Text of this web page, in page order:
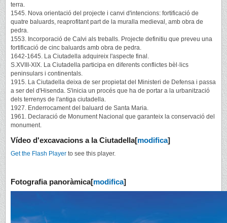
terra.
1545. Nova orientació del projecte i canvi d'intencions: fortificació de
quatre baluards, reaprofitant part de la muralla medieval, amb obra de
pedra.
1553. Incorporació de Calvi als treballs. Projecte definitiu que preveu una
fortificació de cinc baluards amb obra de pedra.
1642-1645. La Ciutadella adquireix l'aspecte final.
S.XVIII-XIX. La Ciutadella participa en diferents conflictes bèl·lics
peninsulars i continentals.
1915. La Ciutadella deixa de ser propietat del Ministeri de Defensa i passa
a ser del d'Hisenda. S'inicia un procés que ha de portar a la urbanització
dels terrenys de l'antiga ciutadella.
1927. Enderrocament del baluard de Santa Maria.
1961. Declaració de Monument Nacional que garanteix la conservació del
monument.
Vídeo d'excavacions a la Ciutadella[modifica]
Get the Flash Player to see this player.
Fotografia panoràmica[modifica]